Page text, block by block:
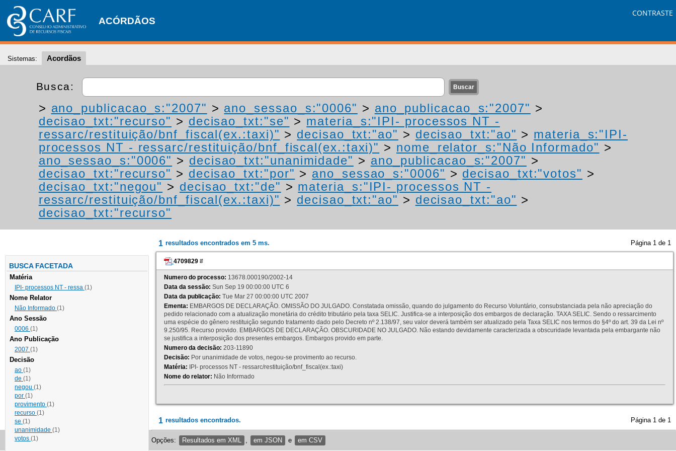
ACÓRDÃOS
CONTRASTE
Sistemas: Acordãos
Busca:
> ano_publicacao_s:"2007" > ano_sessao_s:"0006" > ano_publicacao_s:"2007" >
decisao_txt:"recurso" > decisao_txt:"se" > materia_s:"IPI- processos NT -
ressarc/restituição/bnf_fiscal(ex.:taxi)" > decisao_txt:"ao" > decisao_txt:"ao" > materia_s:"IPI-
processos NT - ressarc/restituição/bnf_fiscal(ex.:taxi)" > nome_relator_s:"Não Informado" >
ano_sessao_s:"0006" > decisao_txt:"unanimidade" > ano_publicacao_s:"2007" >
decisao_txt:"recurso" > decisao_txt:"por" > ano_sessao_s:"0006" > decisao_txt:"votos" >
decisao_txt:"negou" > decisao_txt:"de" > materia_s:"IPI- processos NT -
ressarc/restituição/bnf_fiscal(ex.:taxi)" > decisao_txt:"ao" > decisao_txt:"ao" >
decisao_txt:"recurso"
BUSCA FACETADA
Matéria
IPI- processos NT - ressa (1)
Nome Relator
Não Informado (1)
Ano Sessão
0006 (1)
Ano Publicação
2007 (1)
Decisão
ao (1)
de (1)
negou (1)
por (1)
provimento (1)
recurso (1)
se (1)
unanimidade (1)
votos (1)
1 resultados encontrados em 5 ms. Página 1 de 1
4709829 #
Numero do processo: 13678.000190/2002-14
Data da sessão: Sun Sep 19 00:00:00 UTC 6
Data da publicação: Tue Mar 27 00:00:00 UTC 2007
Ementa: EMBARGOS DE DECLARAÇÃO. OMISSÃO DO JULGADO. Constatada omissão, quando do julgamento do Recurso Voluntário, consubstanciada pela não apreciação do
pedido relacionado com a atualização monetária do crédito tributário pela taxa SELIC. Justifica-se a interposição dos embargos de declaração. TAXA SELIC. Sendo o ressarcimento
uma espécie do gênero restituição segundo tratamento dado pelo Decreto nº 2.138/97, seu valor deverá também ser atualizado pela Taxa SELIC nos termos do §4º do art. 39 da Lei nº
9.250/95. Recurso provido. EMBARGOS DE DECLARAÇÃO. OBSCURIDADE NO JULGADO. Não estando devidamente caracterizada a obscuridade levantada pela embargante não
se justifica a interposição dos presentes embargos. Embargos provido em parte.
Numero da decisão: 203-11890
Decisão: Por unanimidade de votos, negou-se provimento ao recurso.
Matéria: IPI- processos NT - ressarc/restituição/bnf_fiscal(ex.:taxi)
Nome do relator: Não Informado
1 resultados encontrados. Página 1 de 1
Opções: Resultados em XML em JSON e em CSV